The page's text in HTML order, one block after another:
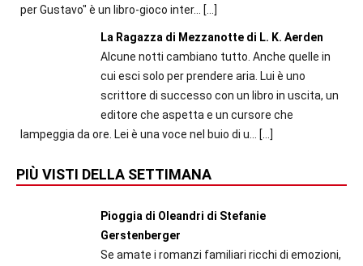
per Gustavo" è un libro-gioco inter...
[…]
La Ragazza di Mezzanotte di L. K. Aerden
Alcune notti cambiano tutto. Anche quelle in
cui esci solo per prendere aria. Lui è uno
scrittore di successo con un libro in uscita, un
editore che aspetta e un cursore che
lampeggia da ore. Lei è una voce nel buio di u...
[…]
PIÙ VISTI DELLA SETTIMANA
Pioggia di Oleandri di Stefanie
Gerstenberger
Se amate i romanzi familiari ricchi di emozioni,